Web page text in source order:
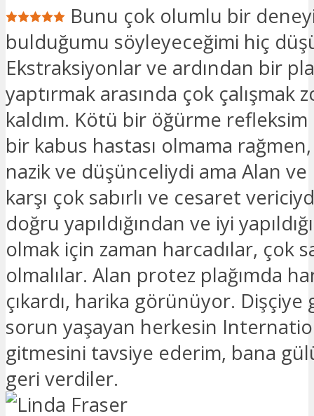
Bunu çok olumlu bir
bulduğumu söyleyeceğimi hiç
Ekstraksiyonlar ve ardından bir
yaptırmak arasında çok çalışmak
kaldım. Kötü bir öğürme
bir kabus hastası olmama
nazik ve düşünceliydi ama Alan
karşı çok sabırlı ve cesaret
doğru yapıldığından ve iyi
olmak için zaman harcadılar, çok
olmalılar. Alan protez plağımda
çıkardı, harika görünüyor.
sorun yaşayan herkesin
gitmesini tavsiye ederim, bana
geri verdiler.